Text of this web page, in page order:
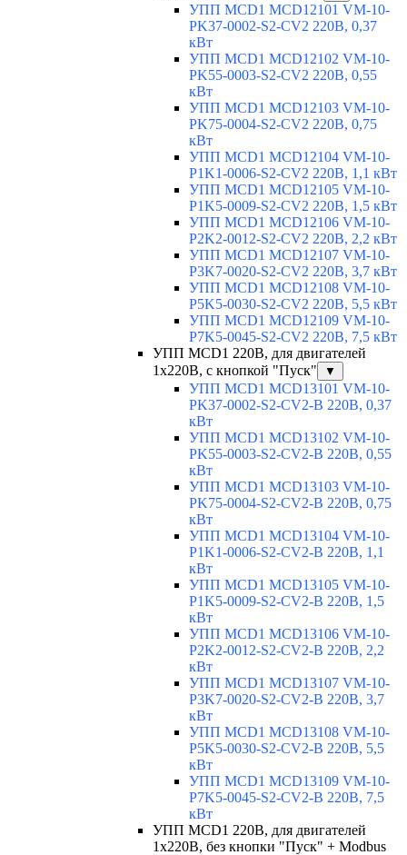
УПП MCD1 MCD12101 VM-10-
PK37-0002-S2-CV2 220В, 0,37
кВт
УПП MCD1 MCD12102 VM-10-
PK55-0003-S2-CV2 220В, 0,55
кВт
УПП MCD1 MCD12103 VM-10-
PK75-0004-S2-CV2 220В, 0,75
кВт
УПП MCD1 MCD12104 VM-10-
P1K1-0006-S2-CV2 220В, 1,1 кВт
УПП MCD1 MCD12105 VM-10-
P1K5-0009-S2-CV2 220В, 1,5 кВт
УПП MCD1 MCD12106 VM-10-
P2K2-0012-S2-CV2 220В, 2,2 кВт
УПП MCD1 MCD12107 VM-10-
P3K7-0020-S2-CV2 220В, 3,7 кВт
УПП MCD1 MCD12108 VM-10-
P5K5-0030-S2-CV2 220В, 5,5 кВт
УПП MCD1 MCD12109 VM-10-
P7K5-0045-S2-CV2 220В, 7,5 кВт
УПП MCD1 220В, для двигателей
1х220В, с кнопкой "Пуск"
▼
УПП MCD1 MCD13101 VM-10-
PK37-0002-S2-CV2-B 220В, 0,37
кВт
УПП MCD1 MCD13102 VM-10-
PK55-0003-S2-CV2-B 220В, 0,55
кВт
УПП MCD1 MCD13103 VM-10-
PK75-0004-S2-CV2-B 220В, 0,75
кВт
УПП MCD1 MCD13104 VM-10-
P1K1-0006-S2-CV2-B 220В, 1,1
кВт
УПП MCD1 MCD13105 VM-10-
P1K5-0009-S2-CV2-B 220В, 1,5
кВт
УПП MCD1 MCD13106 VM-10-
P2K2-0012-S2-CV2-B 220В, 2,2
кВт
УПП MCD1 MCD13107 VM-10-
P3K7-0020-S2-CV2-B 220В, 3,7
кВт
УПП MCD1 MCD13108 VM-10-
P5K5-0030-S2-CV2-B 220В, 5,5
кВт
УПП MCD1 MCD13109 VM-10-
P7K5-0045-S2-CV2-B 220В, 7,5
кВт
УПП MCD1 220В, для двигателей
1х220В, без кнопки "Пуск" + Modbus